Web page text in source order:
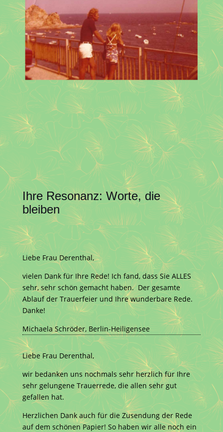
Ihre Resonanz: Worte, die
bleiben
Liebe Frau Derenthal,
vielen Dank für Ihre Rede! Ich fand, dass Sie ALLES
sehr, sehr schön gemacht haben. Der gesamte
Ablauf der Trauerfeier und Ihre wunderbare Rede.
Danke!
Michaela Schröder, Berlin-Heiligensee
Liebe Frau Derenthal,
wir bedanken uns nochmals sehr herzlich für Ihre
sehr gelungene Trauerrede, die allen sehr gut
gefallen hat.
Herzlichen Dank auch für die Zusendung der Rede
auf dem schönen Papier! So haben wir alle noch ein